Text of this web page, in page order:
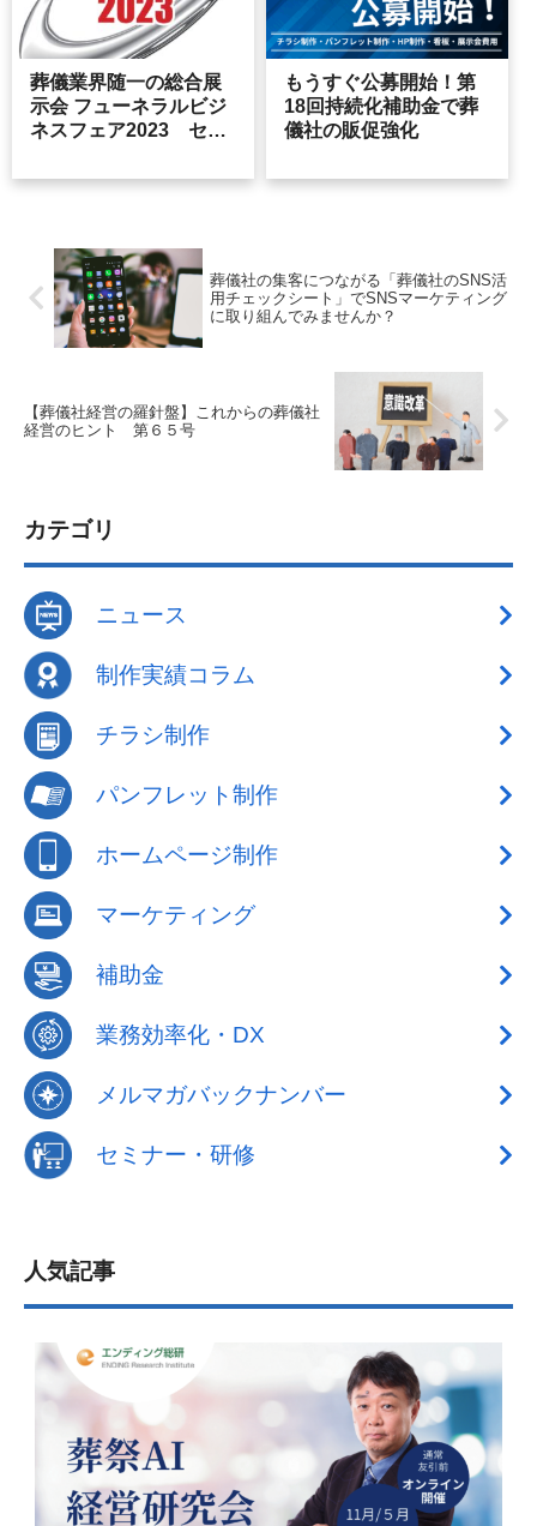
葬儀業界随一の総合展
示会 フューネラルビジ
ネスフェア2023 セミ
もうすぐ公募開始！第
18回持続化補助金で葬
儀社の販促強化
葬儀社の集客につながる「葬儀社のSNS活
用チェックシート」でSNSマーケティング
に取り組んでみませんか？
【葬儀社経営の羅針盤】これからの葬儀社
経営のヒント 第６５号
カテゴリ
ニュース
制作実績コラム
チラシ制作
パンフレット制作
ホームページ制作
マーケティング
補助金
業務効率化・DX
メルマガバックナンバー
セミナー・研修
人気記事